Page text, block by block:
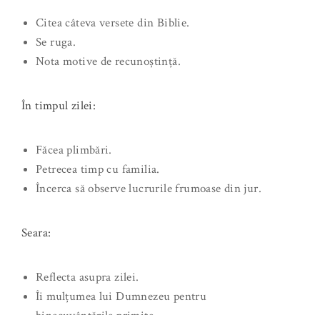
Citea câteva versete din Biblie.
Se ruga.
Nota motive de recunoștință.
În timpul zilei:
Făcea plimbări.
Petrecea timp cu familia.
Încerca să observe lucrurile frumoase din jur.
Seara:
Reflecta asupra zilei.
Îi mulțumea lui Dumnezeu pentru